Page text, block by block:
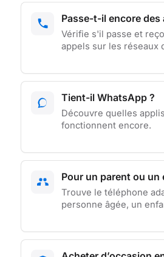
Passe-t-il encore des
Vérifie s'il passe et
appels sur les réseaux
Tient-il WhatsApp ?
Découvre quelles
fonctionnent encore.
Pour un parent ou un
Trouve le téléphone
personne âgée, un